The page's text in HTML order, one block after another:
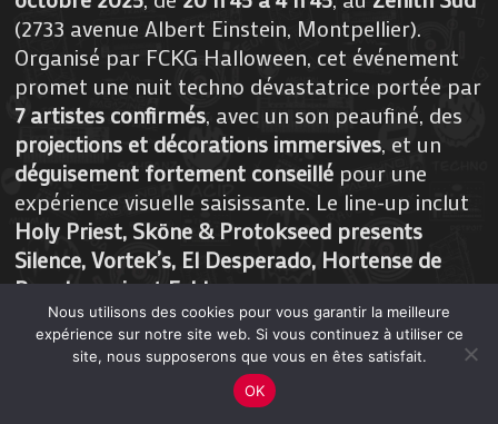
(2733 avenue Albert Einstein, Montpellier).
Organisé par FCKG Halloween, cet événement
promet une nuit techno dévastatrice portée par
7 artistes confirmés, avec un son peaufiné, des
projections et décorations immersives, et un
déguisement fortement conseillé pour une
expérience visuelle saisissante. Le line-up inclut
Holy Priest, Sköne & Protokseed presents
Silence, Vortek’s, El Desperado, Hortense de
Beauharnais et Eskha.
En savoir +
Nous utilisons des cookies pour vous garantir la meilleure
expérience sur notre site web. Si vous continuez à utiliser ce
site, nous supposerons que vous en êtes satisfait.
OK